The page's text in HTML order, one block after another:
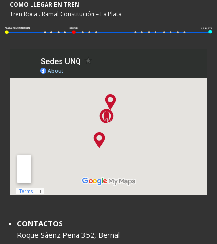
COMO LLEGAR EN TREN
Tren Roca . Ramal Constitución – La Plata
CONTACTOS
Roque Sáenz Peña 352, Bernal